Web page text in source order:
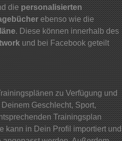
diepersonalisierten
ebenso wie die
. Diese können innerhalb des
und bei Facebook geteilt
zu Verfügung und
Geschlecht, Sport,
Trainingsplan
kann in Dein Profil importiert und